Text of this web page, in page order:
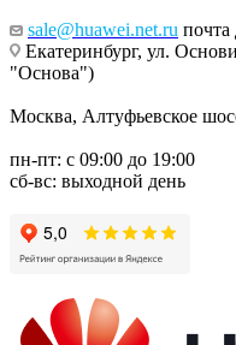
sale@huawei.net.ru почта
Екатеринбург, ул.
"Основа")
Москва, Алтуфьевское
пн-пт: с 09:00 до 19:00
сб-вс: выходной день